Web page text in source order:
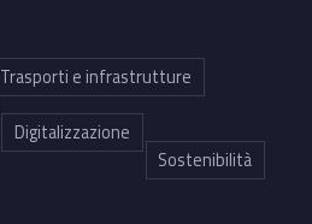
Trasporti e infrastrutture
Digitalizzazione
Sostenibilità